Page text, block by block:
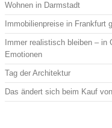
Wohnen in Darmstadt
Immobilienpreise in Frankfurt
Immer realistisch bleiben – in
Emotionen
Tag der Architektur
Das ändert sich beim Kauf